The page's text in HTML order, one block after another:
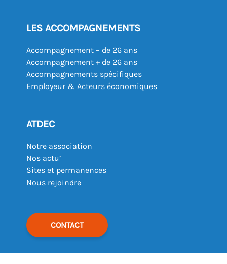
LES ACCOMPAGNEMENTS
Accompagnement – de 26 ans
Accompagnement + de 26 ans
Accompagnements spécifiques
Employeur & Acteurs économiques
ATDEC
Notre association
Nos actu’
Sites et permanences
Nous rejoindre
CONTACT